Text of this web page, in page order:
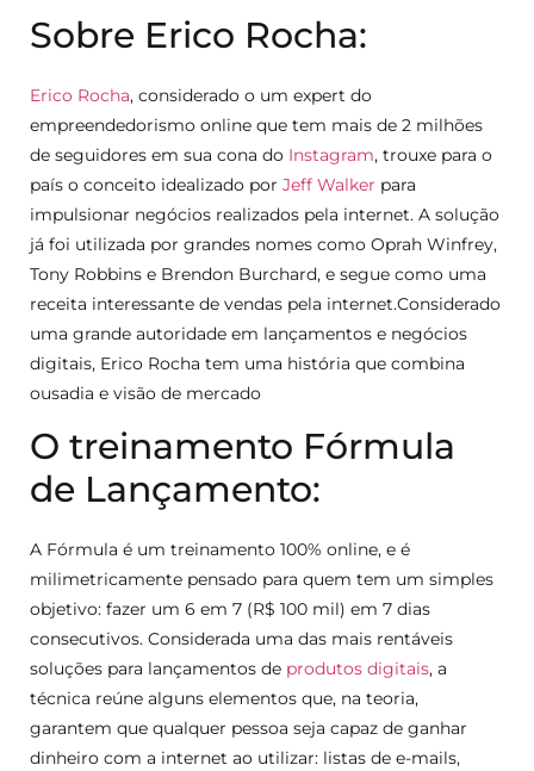
Sobre Erico Rocha:
Erico Rocha, considerado o um expert do
empreendedorismo online que tem mais de 2 milhões
de seguidores em sua cona do Instagram, trouxe para o
país o conceito idealizado por Jeff Walker para
impulsionar negócios realizados pela internet. A solução
já foi utilizada por grandes nomes como Oprah Winfrey,
Tony Robbins e Brendon Burchard, e segue como uma
receita interessante de vendas pela internet.Considerado
uma grande autoridade em lançamentos e negócios
digitais, Erico Rocha tem uma história que combina
ousadia e visão de mercado
O treinamento Fórmula
de Lançamento:
A Fórmula é um treinamento 100% online, e é
milimetricamente pensado para quem tem um simples
objetivo: fazer um 6 em 7 (R$ 100 mil) em 7 dias
consecutivos. Considerada uma das mais rentáveis
soluções para lançamentos de produtos digitais, a
técnica reúne alguns elementos que, na teoria,
garantem que qualquer pessoa seja capaz de ganhar
dinheiro com a internet ao utilizar: listas de e-mails,